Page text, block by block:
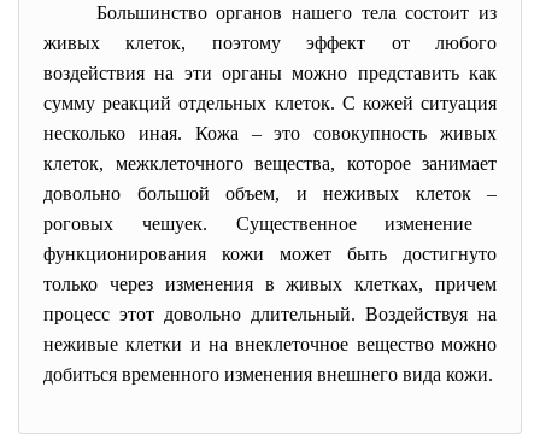
Большинство органов нашего тела состоит из
живых клеток, поэтому эффект от любого
воздействия на эти органы можно представить как
сумму реакций отдельных клеток. С кожей ситуация
несколько иная. Кожа –это совокупность живых
клеток, межклеточного вещества, которое занимает
довольно большой объем, и неживых клеток –
роговых чешуек. Существенное изменение
функционирования кожи может быть достигнуто
только через изменения в живых клетках, причем
процесс этот довольно длительный. Воздействуя на
неживые клетки и на внеклеточное вещество можно
добиться временного изменения внешнего вида кожи.